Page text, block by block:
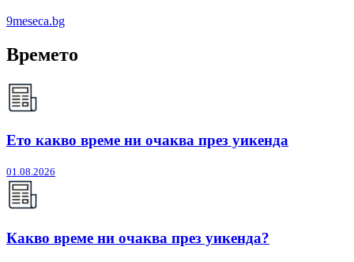
9meseca.bg
Времето
Ето какво време ни очаква през уикенда
01.08.2026
Какво време ни очаква през уикенда?